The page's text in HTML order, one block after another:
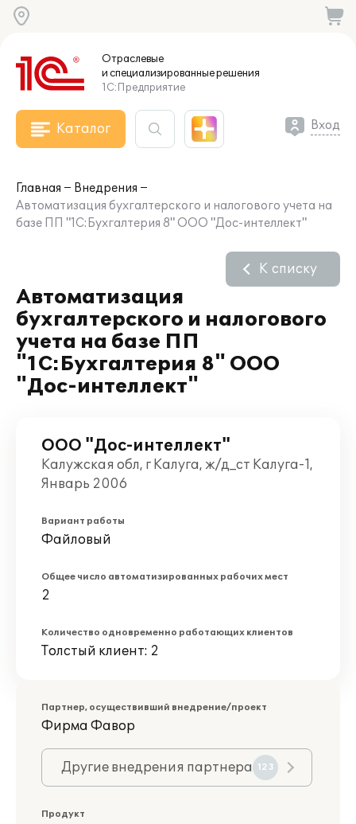
Отраслевые
и специализированныерешения
1С:Предприятие
Каталог Вход
Главная
Внедрения
Автоматизация бухгалтерского и налогового учета на
базе ПП "1С:Бухгалтерия 8" ООО "Дос-интеллект"
Автоматизация
бухгалтерского и налогового
учета на базе ПП
"1С:Бухгалтерия 8" ООО
"Дос-интеллект"
К списку
ООО "Дос-интеллект"
Калужская обл, г Калуга, ж/д_ст Калуга-1,
Январь 2006
Вариант работы
Файловый
Общее число автоматизированных рабочих мест
2
Количество одновременно работающих клиентов
Толстый клиент: 2
Партнер, осуществивший внедрение/проект
Фирма Фавор
Другие внедрения партнера 123
Продукт